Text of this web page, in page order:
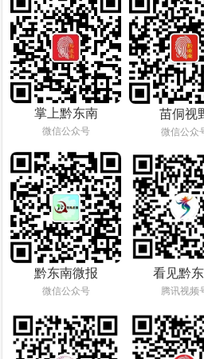
掌上黔东南
微信公众号
苗侗视
微信公众
黔东南微报
微信公众号
看见黔
腾讯视频